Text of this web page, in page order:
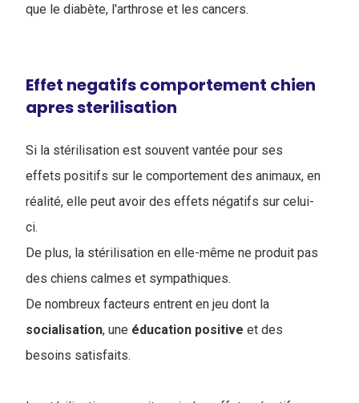
que le diabète, l'arthrose et les cancers.
Effet negatifs comportement chien
apres sterilisation
Si la stérilisation est souvent vantée pour ses
effets positifs sur le comportement des animaux, en
réalité, elle peut avoir des effets négatifs sur celui-
ci.
De plus, la stérilisation en elle-même ne produit pas
des chiens calmes et sympathiques.
De nombreux facteurs entrent en jeu dont la
socialisation, une éducation positive et des
besoins satisfaits.